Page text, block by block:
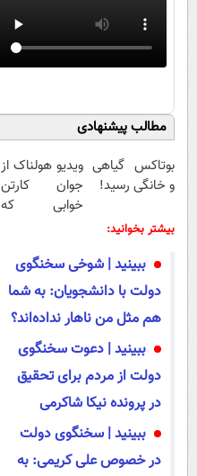
مطالب پیشنهادی
بوتاکس گیاهی
و خانگی رسید!
ویدیو هولناک از
جوان کارتن
خوابی که
بیشتر بخوانید:
ببینید | شوخی سخنگوی
دولت با دانشجویان: به شما
هم مثل من ناهار نداده‌اند؟
ببینید | دعوت سخنگوی
دولت از مردم برای تحقیق
در پرونده نیکا شاکرمی
ببینید | سخنگوی دولت
در خصوص علی کریمی: به